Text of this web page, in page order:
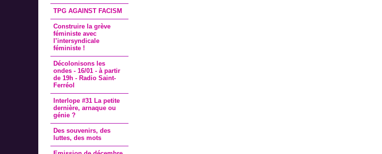
TPG AGAINST FACISM
Construire la grève
féministe avec
l’intersyndicale
féministe !
Décolonisons les
ondes - 16/01 - à partir
de 19h - Radio Saint-
Ferréol
Interlope #31 La petite
dernière, arnaque ou
génie ?
Des souvenirs, des
luttes, des mots